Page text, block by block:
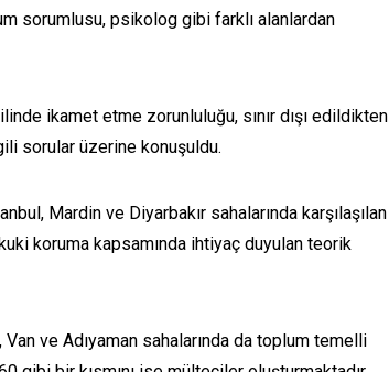
sorumlusu, psikolog gibi farklı alanlardan
ikamet etme zorunluluğu, sınır dışı edildikten
sorular üzerine konuşuldu.
Mardin ve Diyarbakır sahalarında karşılaşılan
koruma kapsamında ihtiyaç duyulan teorik
ve Adıyaman sahalarında da toplum temelli